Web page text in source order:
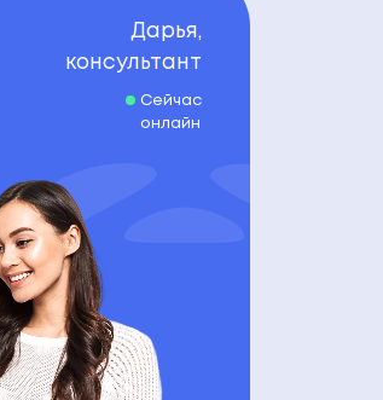
Дарья,
консультант
Сейчас
онлайн